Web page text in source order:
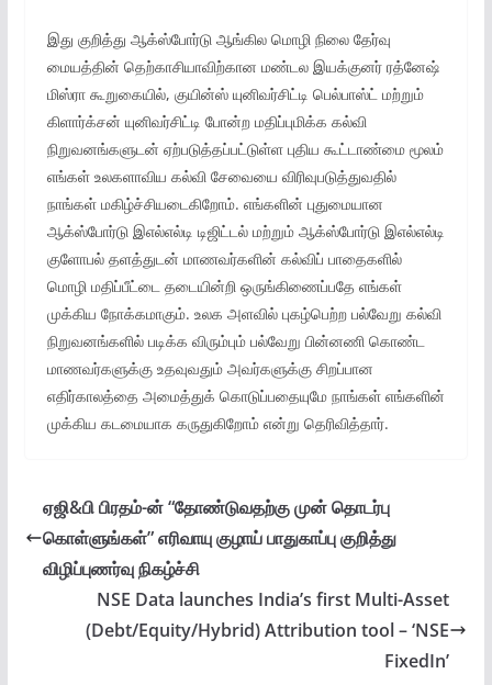
இது குறித்து ஆக்ஸ்போர்டு ஆங்கில மொழி நிலை தேர்வு
மையத்தின் தெற்காசியாவிற்கான மண்டல இயக்குனர் ரத்னேஷ்
மிஸ்ரா கூறுகையில், குயின்ஸ் யுனிவர்சிட்டி பெல்பாஸ்ட் மற்றும்
கிளார்க்சன் யுனிவர்சிட்டி போன்ற மதிப்புமிக்க கல்வி
நிறுவனங்களுடன் ஏற்படுத்தப்பட்டுள்ள புதிய கூட்டாண்மை மூலம்
எங்கள் உலகளாவிய கல்வி சேவையை விரிவுபடுத்துவதில்
நாங்கள் மகிழ்ச்சியடைகிறோம். எங்களின் புதுமையான
ஆக்ஸ்போர்டு இஎல்எல்டி டிஜிட்டல் மற்றும் ஆக்ஸ்போர்டு இஎல்எல்டி
குளோபல் தளத்துடன் மாணவர்களின் கல்விப் பாதைகளில்
மொழி மதிப்பீட்டை தடையின்றி ஒருங்கிணைப்பதே எங்கள்
முக்கிய நோக்கமாகும். உலக அளவில் புகழ்பெற்ற பல்வேறு கல்வி
நிறுவனங்களில் படிக்க விரும்பும் பல்வேறு பின்னணி கொண்ட
மாணவர்களுக்கு உதவுவதும் அவர்களுக்கு சிறப்பான
எதிர்காலத்தை அமைத்துக் கொடுப்பதையுமே நாங்கள் எங்களின்
முக்கிய கடமையாக கருதுகிறோம் என்று தெரிவித்தார்.
ஏஜி&பி பிரதம்-ன் “தோண்டுவதற்கு முன் தொடர்பு
கொள்ளுங்கள்” எரிவாயு குழாய் பாதுகாப்பு குறித்து
விழிப்புணர்வு நிகழ்ச்சி
NSE Data launches India’s first Multi-Asset
(Debt/Equity/Hybrid) Attribution tool – ‘NSE
FixedIn’